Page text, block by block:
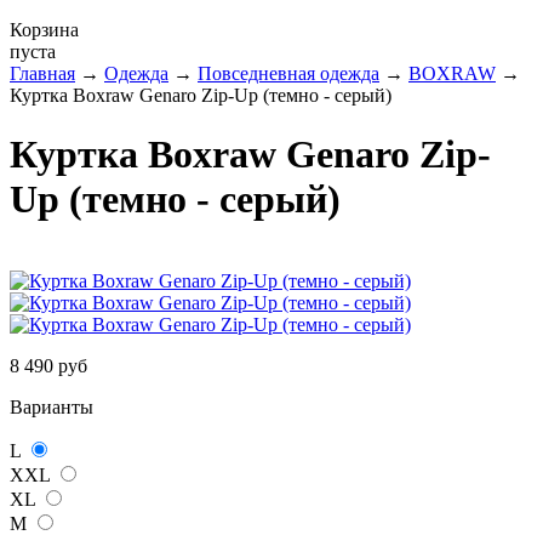
Корзина
пуста
Главная → Одежда → Повседневная одежда → BOXRAW →
Куртка Boxraw Genaro Zip-Up (темно - серый)
Куртка Boxraw Genaro Zip-
Up (темно - серый)
8 490 руб
Варианты
L
XXL
XL
M